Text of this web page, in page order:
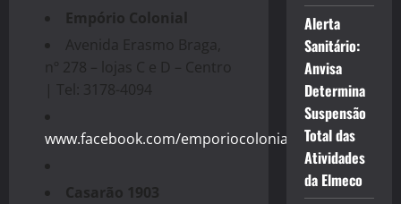
Empório Colonial
Avenida Erasmo Braga,
nº 278 – lojas C e D – Centro
| Tel: 3178-4094
www.facebook.com/emporiocolonial/
Casarão 1903
Alerta
Sanitário:
Anvisa
Determina
Suspensão
Total das
Atividades
da Elmeco